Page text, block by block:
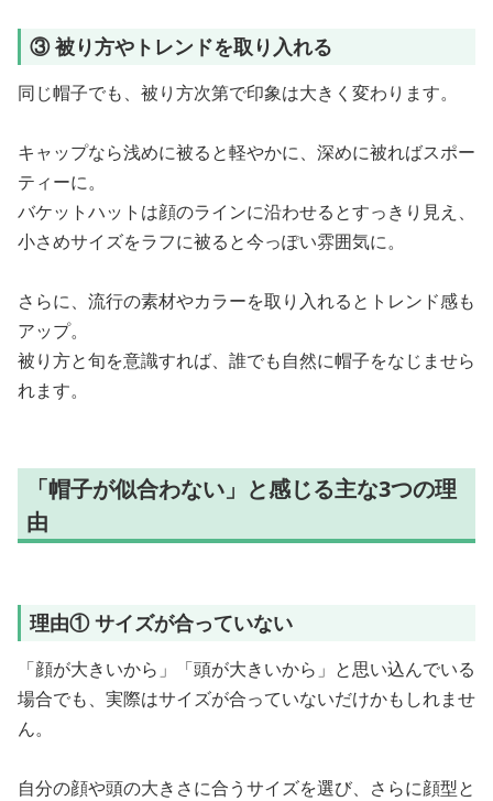
③ 被り方やトレンドを取り入れる
同じ帽子でも、被り方次第で印象は大きく変わります。
キャップなら浅めに被ると軽やかに、深めに被ればスポー
ティーに。
バケットハットは顔のラインに沿わせるとすっきり見え、
小さめサイズをラフに被ると今っぽい雰囲気に。
さらに、流行の素材やカラーを取り入れるとトレンド感も
アップ。
被り方と旬を意識すれば、誰でも自然に帽子をなじませら
れます。
「帽子が似合わない」と感じる主な3つの理
由
理由① サイズが合っていない
「顔が大きいから」「頭が大きいから」と思い込んでいる
場合でも、実際はサイズが合っていないだけかもしれませ
ん。
自分の顔や頭の大きさに合うサイズを選び、さらに顔型と